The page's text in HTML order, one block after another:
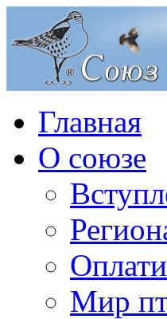
Главная
О союзе
Мир